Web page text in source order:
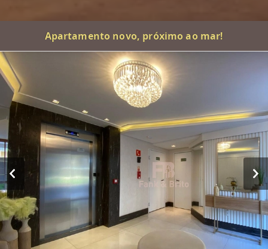
Apartamento novo, próximo ao mar!